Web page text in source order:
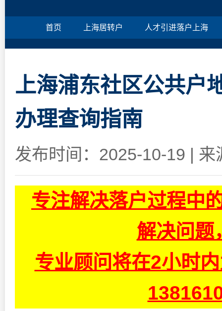
首页 上海居转户 人才引进落户上海
上海浦东社区公共户
办理查询指南
发布时间：2025-10-19 | 来
专注解决落户过程中
解决问题
专业顾问将在2小时